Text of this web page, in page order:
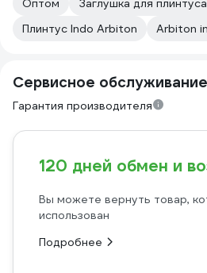
Оптом
Заглушка для
Плинтус Indo Arbiton
Arbiton
Сервисное обслуживание
Гарантия производителя
120 дней обмен и
Вы можете вернуть товар,
использован
Подробнее